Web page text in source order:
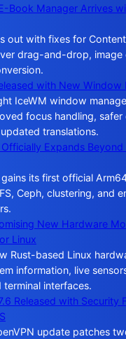
Book Manager Arrives
out with fixes for
drag-and-drop, image
with New Window
IceWM window
focus handling,
translations.
Expands
its first official
Ceph, clustering, and
New Hardware
Linux
Rust-based Linux
information, live
terminal interfaces.
Released with Security
update patches